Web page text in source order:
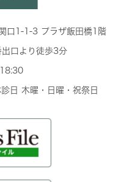
口1-1-3 プラザ飯田橋1階
口より徒歩3分
日 木曜・日曜・祝祭日